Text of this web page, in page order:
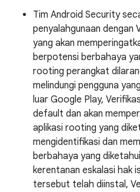
Tim Android Security
penyalahgunaan
yang akan
berpotensi berbahaya
rooting perangkat
melindungi pengguna
luar Google Play,
default dan akan
aplikasi rooting yang
mengidentifikasi dan
berbahaya yang
kerentanan eskalasi hak
tersebut telah diinstal,